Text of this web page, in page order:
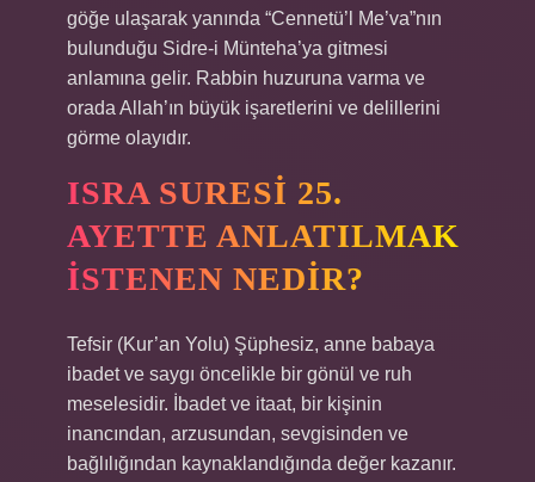
göğe ulaşarak yanında “Cennetü’l Me’va”nın
bulunduğu Sidre-i Münteha’ya gitmesi
anlamına gelir. Rabbin huzuruna varma ve
orada Allah’ın büyük işaretlerini ve delillerini
görme olayıdır.
ISRA SURESI 25.
AYETTE ANLATILMAK
ISTENEN NEDIR?
Tefsir (Kur’an Yolu) Şüphesiz, anne babaya
ibadet ve saygı öncelikle bir gönül ve ruh
meselesidir. İbadet ve itaat, bir kişinin
inancından, arzusundan, sevgisinden ve
bağlılığından kaynaklandığında değer kazanır.